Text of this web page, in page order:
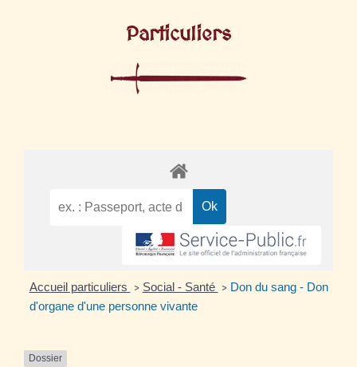
Particuliers
Accueil particuliers > Social - Santé > Don du sang - Don
d'organe d'une personne vivante
Dossier